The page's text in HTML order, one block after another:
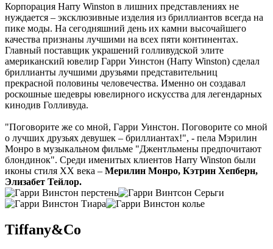
Корпорация Harry Winston в лишних представлениях не
нуждается – эксклюзивные изделия из бриллиантов всегда на
пике моды. На сегодняшний день их камни высочайшего
качества признаны лучшими на всех пяти континентах.
Главный поставщик украшений голливудской элите
американский ювелир Гарри Уинстон (Harry Winston) сделал
бриллианты лучшими друзьями представительниц
прекрасной половины человечества. Именно он создавал
роскошные шедевры ювелирного искусства для легендарных
кинодив Голливуда.
"Поговорите же со мной, Гарри Уинстон. Поговорите со мной
о лучших друзьях девушек – бриллиантах!", - пела Мэрилин
Монро в музыкальном фильме "Джентльмены предпочитают
блондинок". Среди именитых клиентов Harry Winston были
иконы стиля XX века – Мерилин Монро, Кэтрин Хепберн,
Элизабет Тейлор.
Tiffany&Co